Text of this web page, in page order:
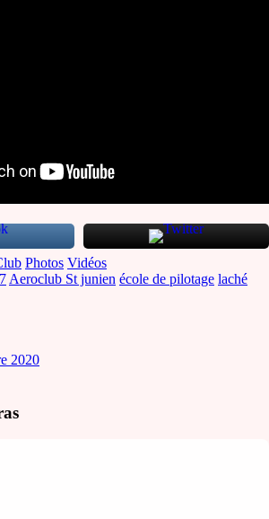
Photos Vidéos
Aeroclub St junien école de pilotage laché
2020